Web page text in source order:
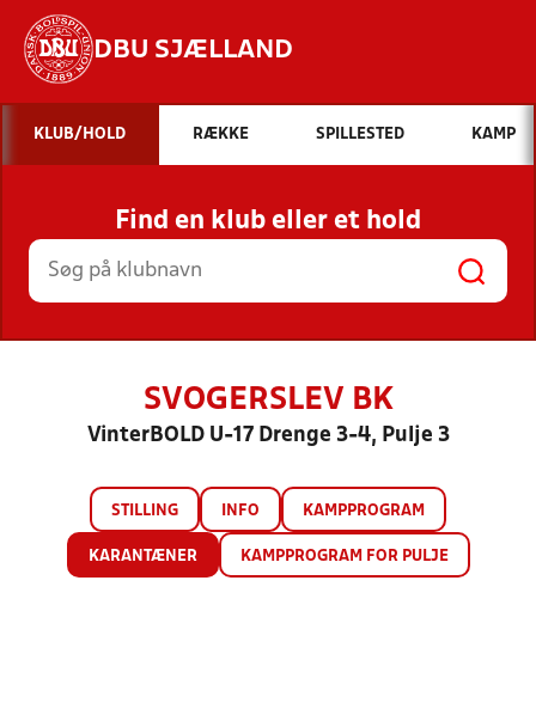
DBU SJÆLLAND
Hvad vil du søge efter?
INDHOLD OG NYHEDER
STILLINGER, RESULTATER, KLUBBER OG
HOLD
KLUB/HOLD RÆKKE SPILLESTED KAMP
Find en klub eller et hold
SVOGERSLEV BK
VinterBOLD U-17 Drenge 3-4, Pulje 3
STILLING INFO KAMPPROGRAM
KARANTÆNER KAMPPROGRAM FOR PULJE